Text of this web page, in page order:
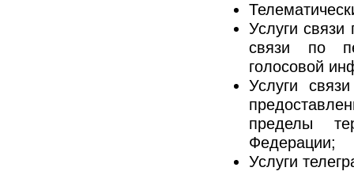
Услуги
связи по
голосовой
Услуги
пределы
Федерации;
Услуги